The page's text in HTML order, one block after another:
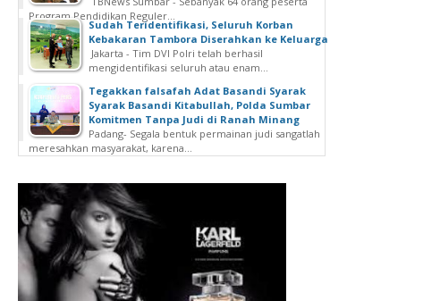
Program Pendidikan Reguler...
Sudah Teridentifikasi, Seluruh Korban
Kebakaran Tambora Diserahkan ke Keluarga
Jakarta - Tim DVI Polri telah berhasil
mengidentifikasi seluruh atau enam...
Tegakkan falsafah Adat Basandi Syarak
Syarak Basandi Kitabullah, Polda Sumbar
Komitmen Tanpa Judi di Ranah Minang
Padang- Segala bentuk permainan judi sangatlah
meresahkan masyarakat, karena...